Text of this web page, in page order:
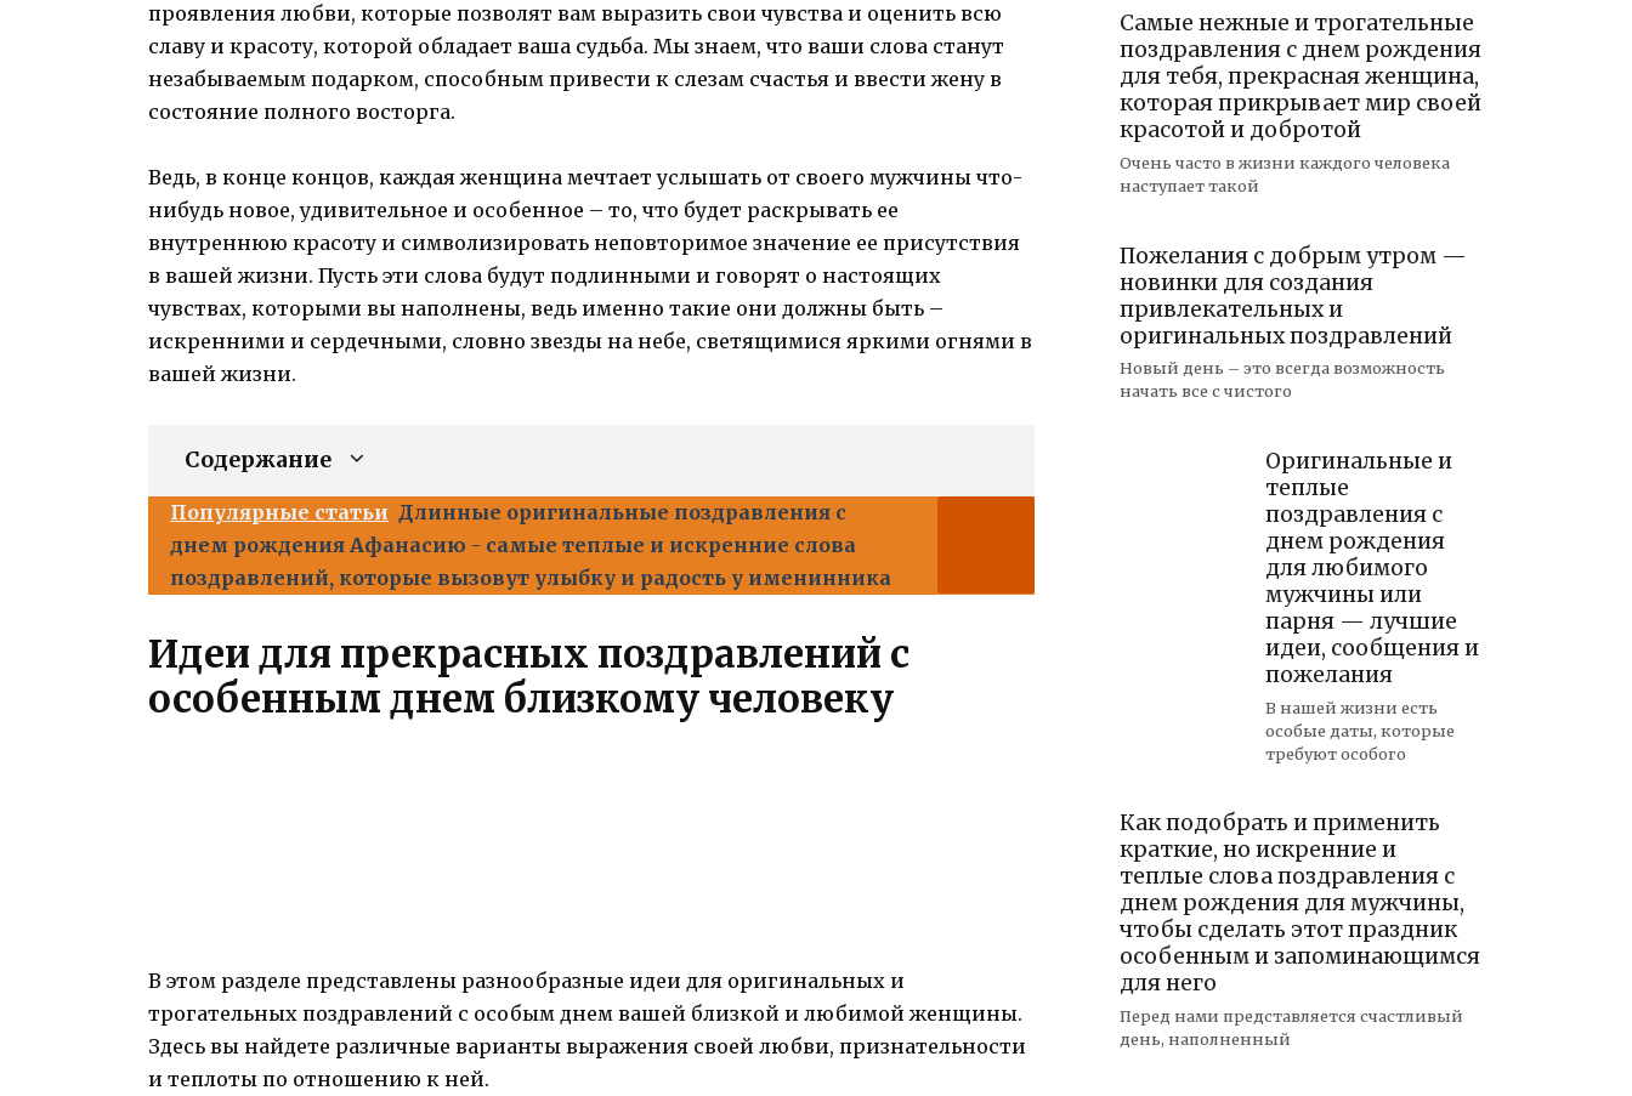
проявления любви, которые позволят вам выразить свои чувства и оценить всю
славу и красоту, которой обладает ваша судьба. Мы знаем, что ваши слова станут
незабываемым подарком, способным привести к слезам счастья и ввести жену в
состояние полного восторга.
Ведь, в конце концов, каждая женщина мечтает услышать от своего мужчины что-
нибудь новое, удивительное и особенное – то, что будет раскрывать ее
внутреннюю красоту и символизировать неповторимое значение ее присутствия
в вашей жизни. Пусть эти слова будут подлинными и говорят о настоящих
чувствах, которыми вы наполнены, ведь именно такие они должны быть –
искренними и сердечными, словно звезды на небе, светящимися яркими огнями в
вашей жизни.
Содержание
Популярные статьи Длинные оригинальные поздравления с
днем рождения Афанасию - самые теплые и искренние слова
поздравлений, которые вызовут улыбку и радость у именинника
Идеи для прекрасных поздравлений с
особенным днем близкому человеку
В этом разделе представлены разнообразные идеи для оригинальных и
трогательных поздравлений с особым днем вашей близкой и любимой женщины.
Здесь вы найдете различные варианты выражения своей любви, признательности
и теплоты по отношению к ней.
Самые нежные и трогательные
поздравления с днем рождения
для тебя, прекрасная женщина,
которая прикрывает мир своей
красотой и добротой
Очень часто в жизни каждого человека
наступает такой
Пожелания с добрым утром —
новинки для создания
привлекательных и
оригинальных поздравлений
Новый день – это всегда возможность
начать все с чистого
Оригинальные и
теплые
поздравления с
днем рождения
для любимого
мужчины или
парня — лучшие
идеи, сообщения и
пожелания
В нашей жизни есть
особые даты, которые
требуют особого
Как подобрать и применить
краткие, но искренние и
теплые слова поздравления с
днем рождения для мужчины,
чтобы сделать этот праздник
особенным и запоминающимся
для него
Перед нами представляется счастливый
день, наполненный